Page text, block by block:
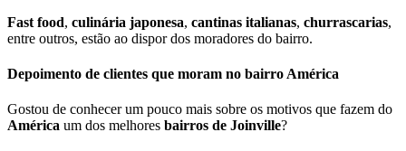
Fast food, culinária japonesa, cantinas italianas, churrascarias,
entre outros, estão ao dispor dos moradores do bairro.
Depoimento de clientes que moram no bairro América
Gostou de conhecer um pouco mais sobre os motivos que fazem do
América um dos melhores bairros de Joinville?